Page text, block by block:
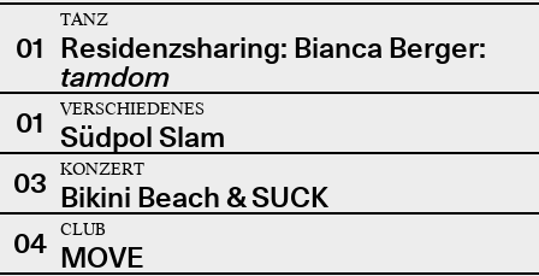
01
TANZ
Residenzsharing: Bianca Berger:
tamdom
01
VERSCHIEDENES
Südpol Slam
03
KONZERT
Bikini Beach & SUCK
04
CLUB
MOVE